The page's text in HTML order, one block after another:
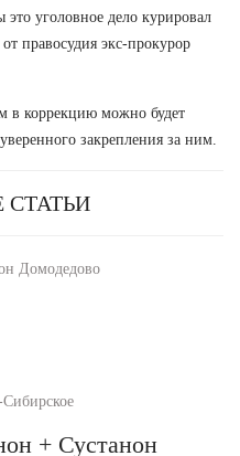
уголовное дело курировал
правосудия экс-прокурор
в коррекцию можно будет
закрепления за ним.
Домодедово
+ Сустанон